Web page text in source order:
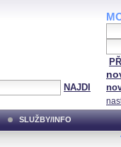
NAJDI
SLUŽBY/INFO